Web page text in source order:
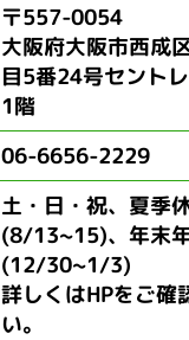
〒557-0054
大阪府大阪市西成
目5番24号セント
1階
06-6656-2229
土・日・祝、夏季
(8/13~15)、年末
(12/30~1/3)
詳しくはHPをご確
い。